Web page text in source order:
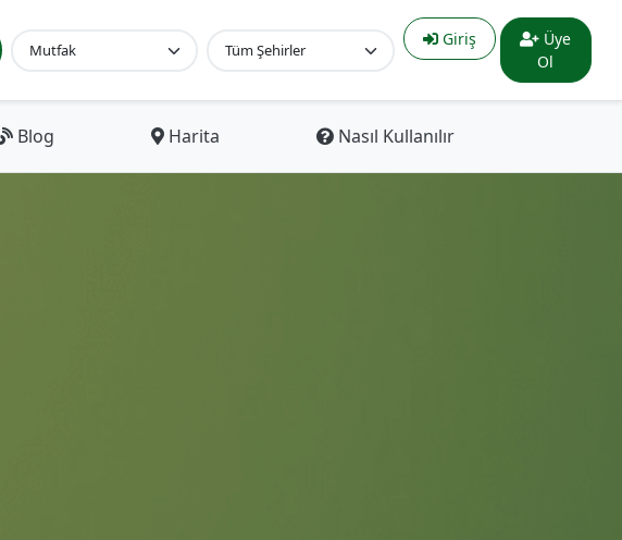
Giriş
Üye
Ol
Blog Harita Nasıl Kullanılır